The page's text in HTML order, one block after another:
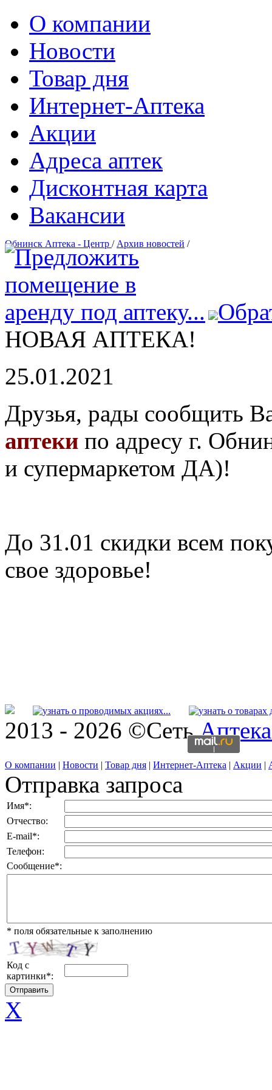
О компании
Новости
Товар дня
Интернет-Аптека
Акции
Адреса аптек
Дисконтная карта
Вакансии
Обнинск Аптека - Центр / Архив новостей /
НОВАЯ АПТЕКА!
25.01.2021
Друзья, рады сообщить
аптеки по адресу г.
и супермаркетом ДА)!
До 31.01 скидки всем
свое здоровье!
2013 - 2026 ©Сеть
О компании | Новости | Товар дня | Интернет-Аптека | Акции |
Отправка запроса
Имя*:
Отчество:
E-mail*:
Телефон:
Сообщение*:
* поля обязательные к заполнению
Код с
картинки*:
X